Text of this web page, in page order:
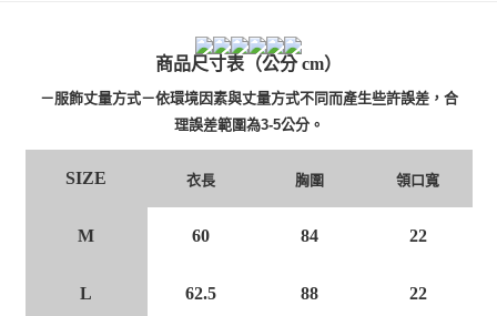
1.分期款項不併入電信帳單，「大哥付你分期」於每月結算日後寄送繳費提
醒簡訊。
2.透過簡訊連結打開帳單後，可選擇「超商條碼／台灣大直營門市／銀行轉
帳／街口支付／iPASS MONEY」等通路繳費。
1.本服務係由「台灣大哥大股份有限公司」（以下簡稱本公司）所提供，讓
用戶於交易時，得透過本服務購買商品或服務，並由商店將買賣／分期付款
買賣價金債權讓與本公司後，依約使用本公司帳單繳交帳款。
由本公司與您本人進行分期帳單所需資料之確認、核對及更正。
３．安心：先確認商品／服務後，再付款。
【「AFTEE先享後付」結帳流程】
１．於結帳方式選擇「AFTEE先享後付」後，將跳轉至「AFTEE先享後付」
結帳頁面，進行簡訊認證並確認金額後，即可完成結帳。
２．訂單成立數日內，您將收到繳費通知簡訊。
ATM／網路銀行／等多元方式進行付款，方視為交易完成。
後付繳納相關費用。
客戶支援中心」
https://netprotections.freshdesk.com/support/home
每筆NT$80，滿NT$888(含以上)免運費
每筆NT$80，滿NT$888(含以上)免運費
7-11 取貨付款
每筆NT$80，滿NT$1,500(含以上)免運費
每筆NT$80，滿NT$1,500(含以上)免運費
商品尺寸表（公分 cm）
－服飾丈量方式－依環境因素與丈量方式不同而產生些許誤差，合
理誤差範圍為3-5公分。
SIZE 衣長 胸圍 領口寬
M 60 84 22
L 62.5 88 22